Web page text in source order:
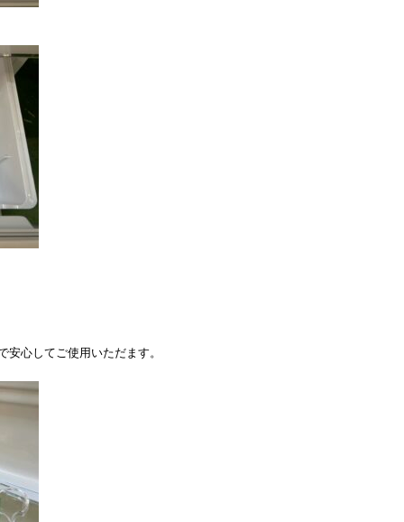
心してご使用いただます。